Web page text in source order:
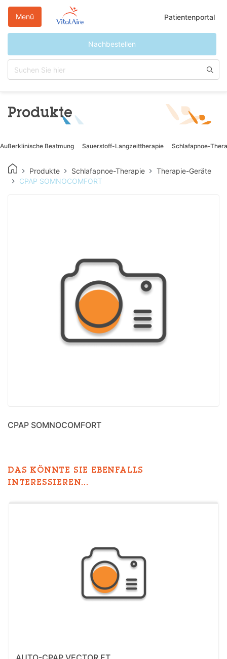
Patientenportal
Nachbestellen
Menü
Produkte
Außerklinische Beatmung Sauerstoff-Langzeittherapie Schlafapnoe-
Produkte Schlafapnoe-Therapie
Therapie-Geräte
CPAP SOMNOCOMFORT
CPAP SOMNOCOMFORT
DAS KÖNNTE SIE EBENFALLS
INTERESSIEREN...